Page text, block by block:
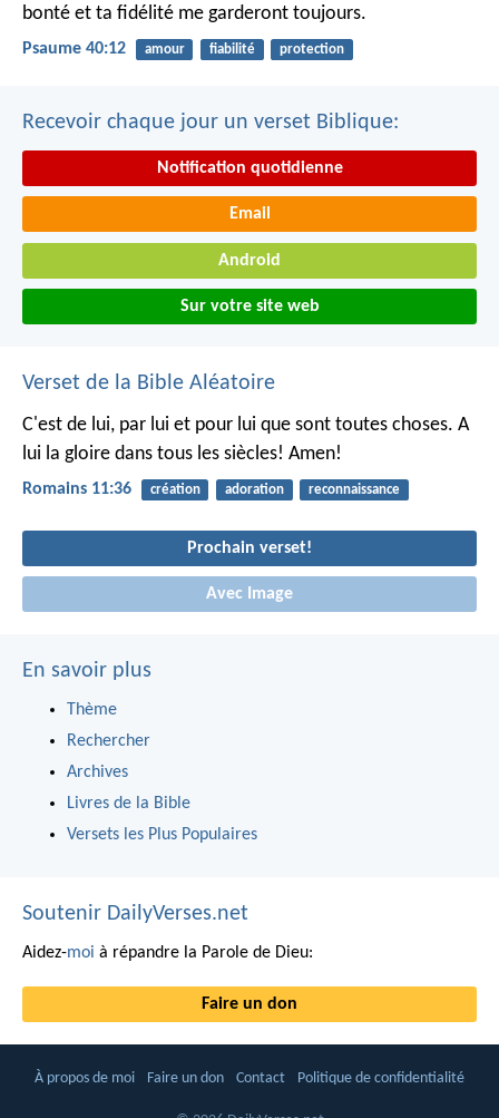
bonté et ta fidélité me garderont toujours.
Psaume 40:12 amour fiabilité protection
Recevoir chaque jour un verset Biblique:
Notification quotidienne
Email
Android
Sur votre site web
Verset de la Bible Aléatoire
C'est de lui, par lui et pour lui que sont toutes choses. A
lui la gloire dans tous les siècles! Amen!
Romains 11:36 création adoration reconnaissance
Prochain verset!
Avec Image
En savoir plus
Thème
Rechercher
Archives
Livres de la Bible
Versets les Plus Populaires
Soutenir DailyVerses.net
Aidez-moi à répandre la Parole de Dieu:
Faire un don
À propos de moi Faire un don Contact Politique de confidentialité